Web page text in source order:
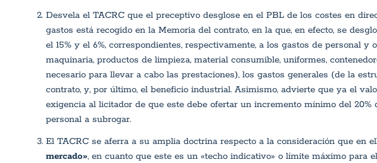
Desvela el TACRC que el preceptivo desglose en el PBL de los costes en
gastos está recogido en la Memoria del contrato, en la que, en efecto, se
el 15% y el 6%, correspondientes, respectivamente, a los gastos de personal y
maquinaria, productos de limpieza, material consumible, uniformes,
necesario para llevar a cabo las prestaciones), los gastos generales (de la
contrato, y, por último, el beneficio industrial. Asimismo, advierte que ya el
exigencia al licitador de que este debe ofertar un incremento mínimo del
personal a subrogar.
El TACRC se aferra a su amplia doctrina respecto a la consideración que en
mercado», en cuanto que este es un «techo indicativo» o límite máximo para